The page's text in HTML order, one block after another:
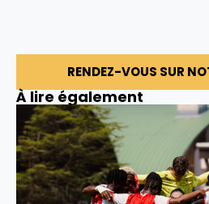
RENDEZ-VOUS SUR
À lire également